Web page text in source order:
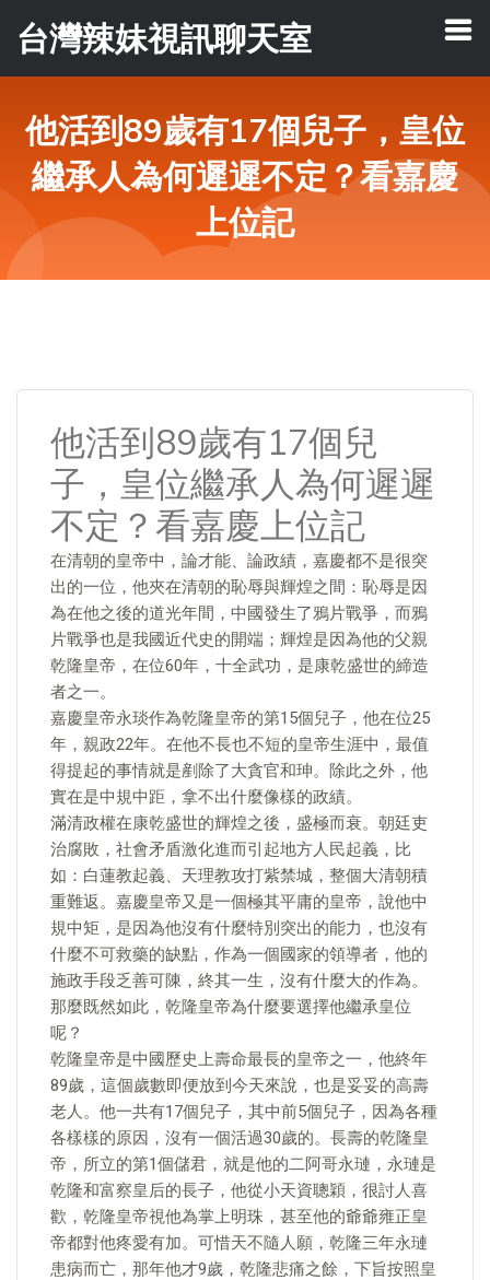
台灣辣妹視訊聊天室
他活到89歲有17個兒子，皇位
繼承人為何遲遲不定？看嘉慶
上位記
他活到89歲有17個兒
子，皇位繼承人為何遲遲
不定？看嘉慶上位記
在清朝的皇帝中，論才能、論政績，嘉慶都不是很突
出的一位，他夾在清朝的恥辱與輝煌之間：恥辱是因
為在他之後的道光年間，中國發生了鴉片戰爭，而鴉
片戰爭也是我國近代史的開端；輝煌是因為他的父親
乾隆皇帝，在位60年，十全武功，是康乾盛世的締造
者之一。
嘉慶皇帝永琰作為乾隆皇帝的第15個兒子，他在位25
年，親政22年。在他不長也不短的皇帝生涯中，最值
得提起的事情就是剷除了大貪官和珅。除此之外，他
實在是中規中距，拿不出什麼像樣的政績。
滿清政權在康乾盛世的輝煌之後，盛極而衰。朝廷吏
治腐敗，社會矛盾激化進而引起地方人民起義，比
如：白蓮教起義、天理教攻打紫禁城，整個大清朝積
重難返。嘉慶皇帝又是一個極其平庸的皇帝，說他中
規中矩，是因為他沒有什麼特別突出的能力，也沒有
什麼不可救藥的缺點，作為一個國家的領導者，他的
施政手段乏善可陳，終其一生，沒有什麼大的作為。
那麼既然如此，乾隆皇帝為什麼要選擇他繼承皇位
呢？
乾隆皇帝是中國歷史上壽命最長的皇帝之一，他終年
89歲，這個歲數即便放到今天來說，也是妥妥的高壽
老人。他一共有17個兒子，其中前5個兒子，因為各種
各樣樣的原因，沒有一個活過30歲的。長壽的乾隆皇
帝，所立的第1個儲君，就是他的二阿哥永璉，永璉是
乾隆和富察皇后的長子，他從小天資聰穎，很討人喜
歡，乾隆皇帝視他為掌上明珠，甚至他的爺爺雍正皇
帝都對他疼愛有加。可惜天不隨人願，乾隆三年永璉
患病而亡，那年他才9歲，乾隆悲痛之餘，下旨按照皇